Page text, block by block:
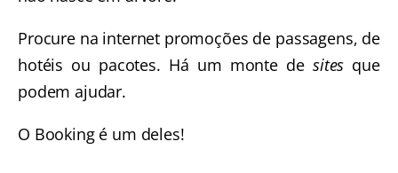
Procure na internet promoções de passagens, de
hotéis ou pacotes. Há um monte desites que
podem ajudar.
O Booking é um deles!